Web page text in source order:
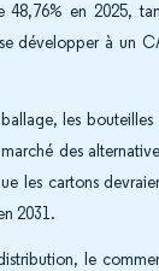
48,76% en 2025,
développer à un
les
des
les cartons
2031.
le